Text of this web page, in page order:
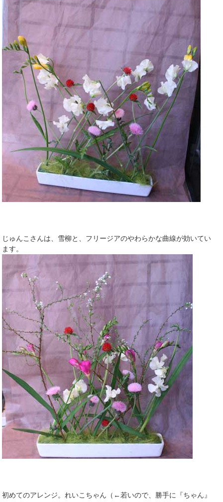
じゅんこさんは、雪柳と、フリージアのやわらかな曲線が効いてい
ます。
初めてのアレンジ。れいこちゃん（←若いので、勝手に『ちゃん』